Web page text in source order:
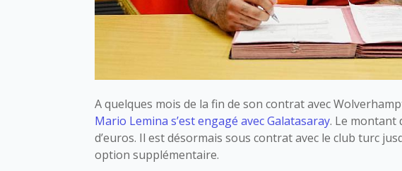
A quelques mois de la fin de son contrat avec
Mario Lemina s’est engagé avec Galatasaray. Le montant
d’euros. Il est désormais sous contrat avec le club turc
option supplémentaire.